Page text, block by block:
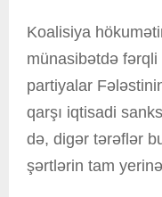
Koalisiya
münasibətdə
partiyalar
qarşı iqtisadi
də, digər tərəflər
şərtlərin tam